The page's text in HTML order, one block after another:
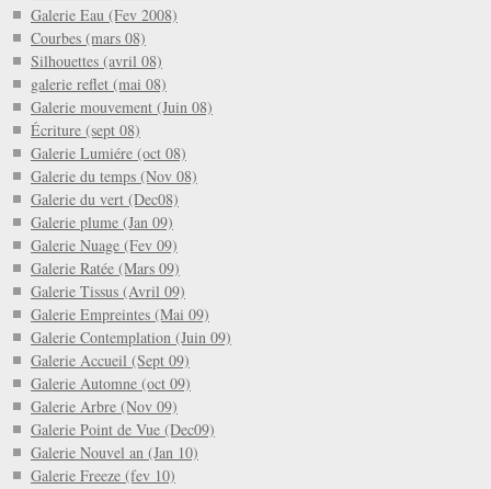
Galerie Eau (Fev 2008)
Courbes (mars 08)
Silhouettes (avril 08)
galerie reflet (mai 08)
Galerie mouvement (Juin 08)
Écriture (sept 08)
Galerie Lumiére (oct 08)
Galerie du temps (Nov 08)
Galerie du vert (Dec08)
Galerie plume (Jan 09)
Galerie Nuage (Fev 09)
Galerie Ratée (Mars 09)
Galerie Tissus (Avril 09)
Galerie Empreintes (Mai 09)
Galerie Contemplation (Juin 09)
Galerie Accueil (Sept 09)
Galerie Automne (oct 09)
Galerie Arbre (Nov 09)
Galerie Point de Vue (Dec09)
Galerie Nouvel an (Jan 10)
Galerie Freeze (fev 10)